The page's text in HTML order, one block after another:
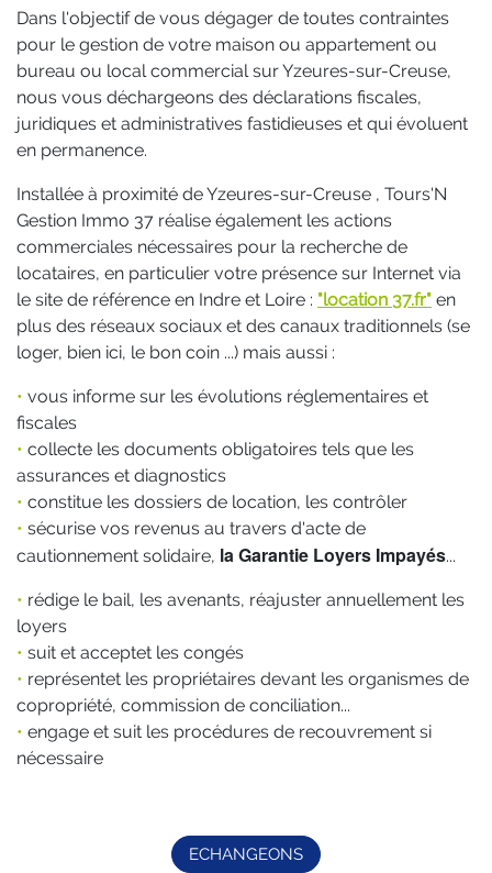
Dans l'objectif de vous dégager de toutes contraintes
pour le gestion de votre maison ou appartement ou
bureau ou local commercial sur Yzeures-sur-Creuse,
nous vous déchargeons des déclarations fiscales,
juridiques et administratives fastidieuses et qui évoluent
en permanence.
Installée à proximité de Yzeures-sur-Creuse , Tours'N
Gestion Immo 37 réalise également les actions
commerciales nécessaires pour la recherche de
locataires, en particulier votre présence sur Internet via
le site de référence en Indre et Loire : "location 37.fr" en
plus des réseaux sociaux et des canaux traditionnels (se
loger, bien ici, le bon coin ...) mais aussi :
• vous informe sur les évolutions réglementaires et
fiscales
• collecte les documents obligatoires tels que les
assurances et diagnostics
• constitue les dossiers de location, les contrôler
• sécurise vos revenus au travers d'acte de
cautionnement solidaire, la Garantie Loyers Impayés...
• rédige le bail, les avenants, réajuster annuellement les
loyers
• suit et acceptet les congés
• représentet les propriétaires devant les organismes de
copropriété, commission de conciliation...
• engage et suit les procédures de recouvrement si
nécessaire
ECHANGEONS